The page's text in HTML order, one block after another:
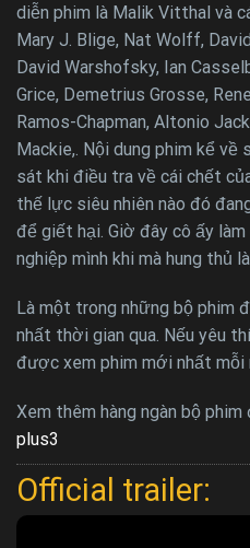
diễn phim là Malik Vitthal và
Mary J. Blige, Nat Wolff,
David Warshofsky, Ian
Grice, Demetrius Grosse,
Ramos-Chapman, Altonio
Mackie,. Nội dung phim kể về
sát khi điều tra về cái chết
thế lực siêu nhiên nào đó
để giết hại. Giờ đây cô ấy
nghiệp mình khi mà hung thủ
Là một trong những bộ phim
nhất thời gian qua. Nếu yêu
được xem phim mới nhất mỗi
Xem thêm hàng ngàn bộ
plus3
Official trailer: